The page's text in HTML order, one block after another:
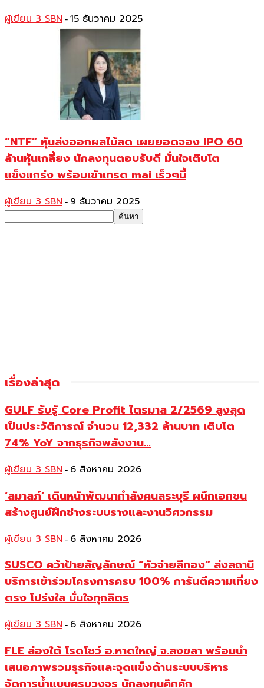
ผู้เขียน 3 SBN - 15 ธันวาคม 2025
“NTF” หุ้นส่งออกผลไม้สด เผยยอดจอง IPO 60
ล้านหุ้นเกลี้ยง นักลงทุนตอบรับดี มั่นใจเติบโต
แข็งแกร่ง พร้อมเข้าเทรด mai เร็วๆนี้
ผู้เขียน 3 SBN - 9 ธันวาคม 2025
เรื่องล่าสุด
GULF รับรู้ Core Profit ไตรมาส 2/2569 สูงสุด
เป็นประวัติการณ์ จำนวน 12,332 ล้านบาท เติบโต
74% YoY จากธุรกิจพลังงาน...
ผู้เขียน 3 SBN - 6 สิงหาคม 2026
‘สมาสภ์’ เดินหน้าพัฒนากำลังคนสระบุรี ผนึกเอกชน
สร้างศูนย์ฝึกช่างระบบรางและงานวิศวกรรม
ผู้เขียน 3 SBN - 6 สิงหาคม 2026
SUSCO คว้าป้ายสัญลักษณ์ “หัวจ่ายสีทอง” ส่งสถานี
บริการเข้าร่วมโครงการครบ 100% การันตีความเที่ยง
ตรง โปร่งใส มั่นใจทุกลิตร
ผู้เขียน 3 SBN - 6 สิงหาคม 2026
FLE ล่องใต้ โรดโชว์ อ.หาดใหญ่ จ.สงขลา พร้อมนำ
เสนอภาพรวมธุรกิจและจุดแข็งด้านระบบบริหาร
จัดการน้ำแบบครบวงจร นักลงทุนคึกคัก